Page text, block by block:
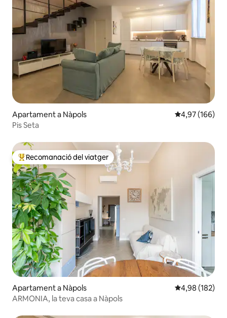
Apartament a Nàpols 4,97 de
4,97 (166)
Pis Seta
Principals recomanacions dels viatgers
Recomanació del viatger
Apartament a Nàpols 4,98 de
4,98 (182)
ARMONIA, la teva casa a Nàpols